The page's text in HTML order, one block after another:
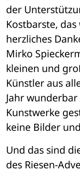
der
Kostbarste, das
herzliches
Mirko
kleinen und
Künstler aus
Jahr
Kunstwerke
keine Bilder
Und das sind
des Riesen-